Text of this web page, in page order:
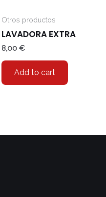
Otros productos
LAVADORA EXTRA
8,00 €
Add to cart